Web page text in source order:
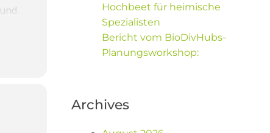
Hochbeet für heimische
Spezialisten
Bericht vom BioDivHubs-
Planungsworkshop:
Archives